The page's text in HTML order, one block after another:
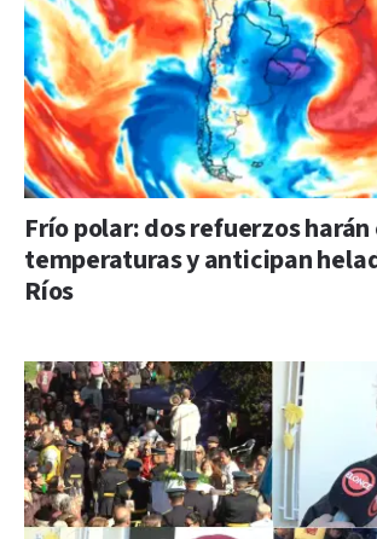
Frío polar: dos refuerzos harán
temperaturas y anticipan
Ríos